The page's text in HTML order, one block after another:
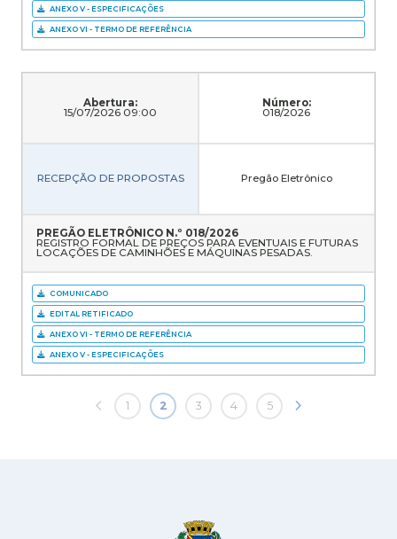
ANEXO V - ESPECIFICAÇÕES
ANEXO VI - TERMO DE REFERÊNCIA
Abertura:
15/07/2026 09:00
Número:
018/2026
RECEPÇÃO DE PROPOSTAS Pregão Eletrônico
PREGÃO ELETRÔNICO N.º 018/2026
REGISTRO FORMAL DE PREÇOS PARA EVENTUAIS E FUTURAS
LOCAÇÕES DE CAMINHÕES E MÁQUINAS PESADAS.
COMUNICADO
EDITAL RETIFICADO
ANEXO VI - TERMO DE REFERÊNCIA
ANEXO V - ESPECIFICAÇÕES
1 2 3 4 5